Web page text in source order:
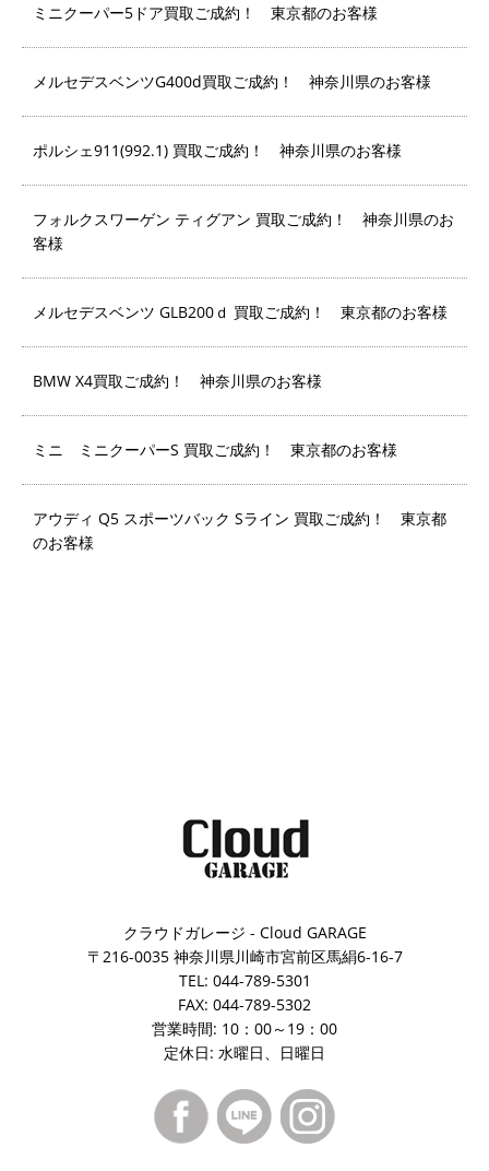
ミニクーパー5ドア買取ご成約！ 東京都のお客様
メルセデスベンツG400d買取ご成約！ 神奈川県のお客様
ポルシェ911(992.1) 買取ご成約！ 神奈川県のお客様
フォルクスワーゲン ティグアン 買取ご成約！ 神奈川県のお
客様
メルセデスベンツ GLB200ｄ 買取ご成約！ 東京都のお客様
BMW X4買取ご成約！ 神奈川県のお客様
ミニ ミニクーパーS 買取ご成約！ 東京都のお客様
アウディ Q5 スポーツバック Sライン 買取ご成約！ 東京都
のお客様
クラウドガレージ - Cloud GARAGE
〒216-0035 神奈川県川崎市宮前区馬絹6-16-7
TEL: 044-789-5301
FAX: 044-789-5302
営業時間: 10：00～19：00
定休日: 水曜日、日曜日